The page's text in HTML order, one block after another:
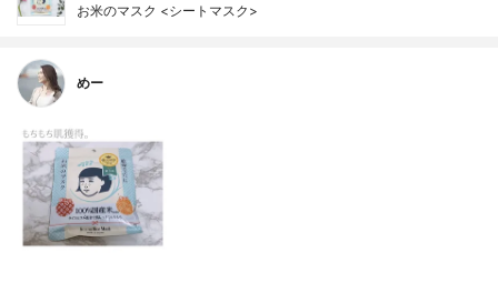
お米のマスク <シートマスク>
めー